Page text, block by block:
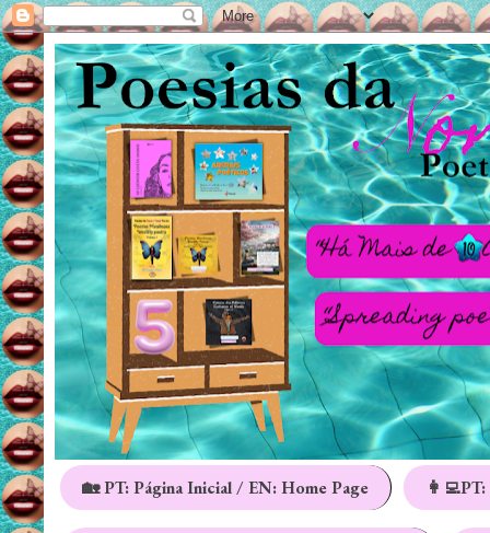
🏡 PT: Página Inicial / EN: Home Page